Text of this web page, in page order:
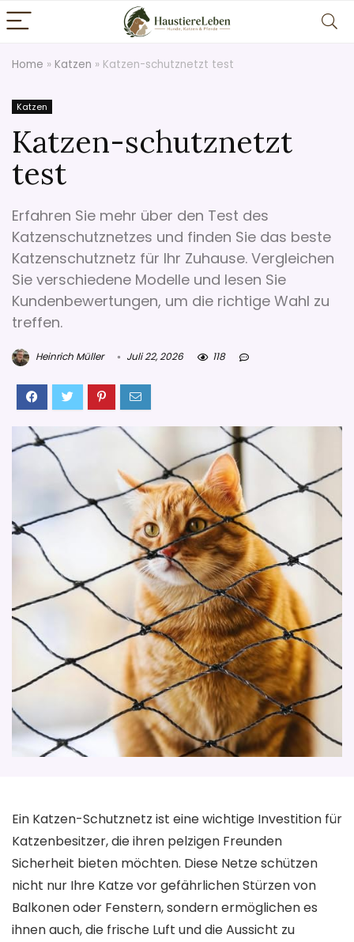
Home » Katzen » Katzen-schutznetzt test
Katzen
Katzen-schutznetzt
test
Erfahren Sie mehr über den Test des
Katzenschutznetzes und finden Sie das beste
Katzenschutznetz für Ihr Zuhause. Vergleichen
Sie verschiedene Modelle und lesen Sie
Kundenbewertungen, um die richtige Wahl zu
treffen.
Heinrich Müller Juli 22, 2026 118
Ein Katzen-Schutznetz ist eine wichtige Investition für
Katzenbesitzer, die ihren pelzigen Freunden
Sicherheit bieten möchten. Diese Netze schützen
nicht nur Ihre Katze vor gefährlichen Stürzen von
Balkonen oder Fenstern, sondern ermöglichen es
ihnen auch, die frische Luft und die Aussicht zu